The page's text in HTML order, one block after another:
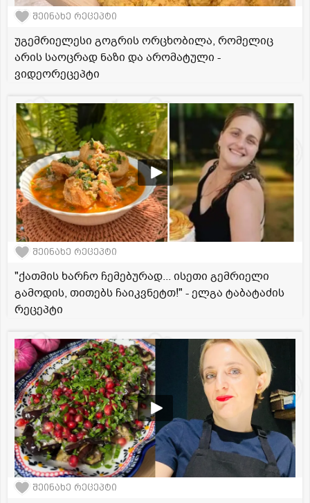
შეინახე რეცეპტი
უგემრიელესი გოგრის ორცხობილა, რომელიც
არის საოცრად ნაზი და არომატული -
ვიდეორეცეპტი
შეინახე რეცეპტი
"ქათმის ხარჩო ჩემებურად... ისეთი გემრიელი
გამოდის, თითებს ჩაიკვნეტთ!" - ელგა ტაბატაძის
რეცეპტი
შეინახე რეცეპტი